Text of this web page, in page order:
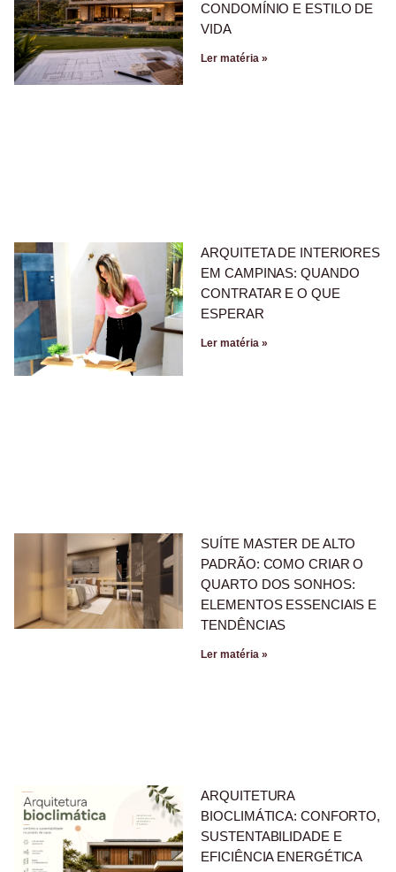
CONDOMÍNIO E ESTILO DE
VIDA
Ler matéria »
ARQUITETA DE INTERIORES
EM CAMPINAS: QUANDO
CONTRATAR E O QUE
ESPERAR
Ler matéria »
SUÍTE MASTER DE ALTO
PADRÃO: COMO CRIAR O
QUARTO DOS SONHOS:
ELEMENTOS ESSENCIAIS E
TENDÊNCIAS
Ler matéria »
ARQUITETURA
BIOCLIMÁTICA: CONFORTO,
SUSTENTABILIDADE E
EFICIÊNCIA ENERGÉTICA